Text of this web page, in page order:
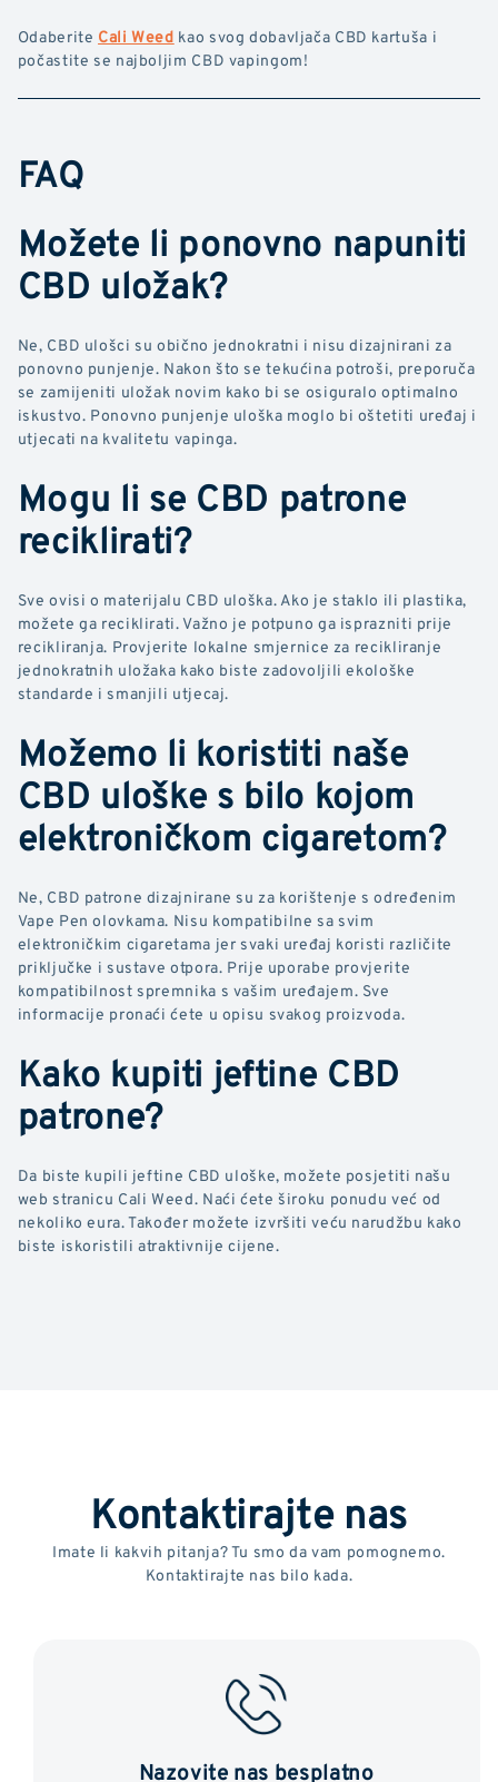
Odaberite Cali Weed kao svog dobavljača CBD kartuša i
počastite se najboljim CBD vapingom!
FAQ
Možete li ponovno napuniti
CBD uložak?
Ne, CBD ulošci su obično jednokratni i nisu dizajnirani za
ponovno punjenje. Nakon što se tekućina potroši, preporuča
se zamijeniti uložak novim kako bi se osiguralo optimalno
iskustvo. Ponovno punjenje uloška moglo bi oštetiti uređaj i
utjecati na kvalitetu vapinga.
Mogu li se CBD patrone
reciklirati?
Sve ovisi o materijalu CBD uloška. Ako je staklo ili plastika,
možete ga reciklirati. Važno je potpuno ga isprazniti prije
recikliranja. Provjerite lokalne smjernice za recikliranje
jednokratnih uložaka kako biste zadovoljili ekološke
standarde i smanjili utjecaj.
Možemo li koristiti naše
CBD uloške s bilo kojom
elektroničkom cigaretom?
Ne, CBD patrone dizajnirane su za korištenje s određenim
Vape Pen olovkama. Nisu kompatibilne sa svim
elektroničkim cigaretama jer svaki uređaj koristi različite
priključke i sustave otpora. Prije uporabe provjerite
kompatibilnost spremnika s vašim uređajem. Sve
informacije pronaći ćete u opisu svakog proizvoda.
Kako kupiti jeftine CBD
patrone?
Da biste kupili jeftine CBD uloške, možete posjetiti našu
web stranicu Cali Weed. Naći ćete široku ponudu već od
nekoliko eura. Također možete izvršiti veću narudžbu kako
biste iskoristili atraktivnije cijene.
Kontaktirajte nas
Imate li kakvih pitanja? Tu smo da vam pomognemo.
Kontaktirajte nas bilo kada.
Nazovite nas besplatno